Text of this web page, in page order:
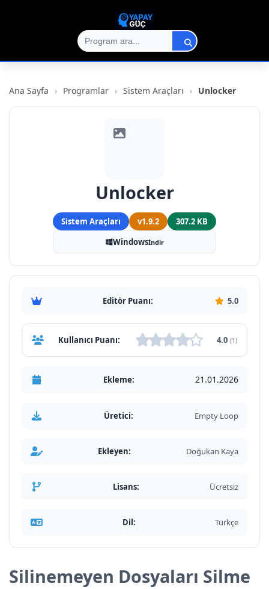
Ana Sayfa › Programlar › Sistem Araçları › Unlocker
Unlocker
Sistem Araçları v1.9.2
307.2 KB
Windowsİndir
Editör Puanı: 5.0
Kullanıcı Puanı: 4.0 (1)
Ekleme: 21.01.2026
Üretici: Empty Loop
Ekleyen: Doğukan Kaya
Lisans: Ücretsiz
Dil: Türkçe
Silinemeyen Dosyaları Silme